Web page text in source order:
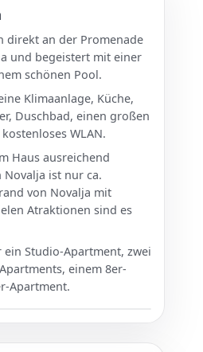
direkt an der Promenade
und begeistert mit einer
schönen Pool.
Klimaanlage, Küche,
Duschbad, einen großen
WLAN.
Haus ausreichend
ist nur ca.
von Novalja mit
Atraktionen sind es
Studio-Apartment, zwei
einem 8er-
Apartment.